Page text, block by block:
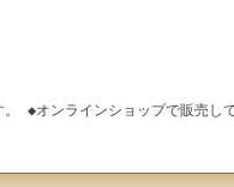
◆オンラインショップで販売